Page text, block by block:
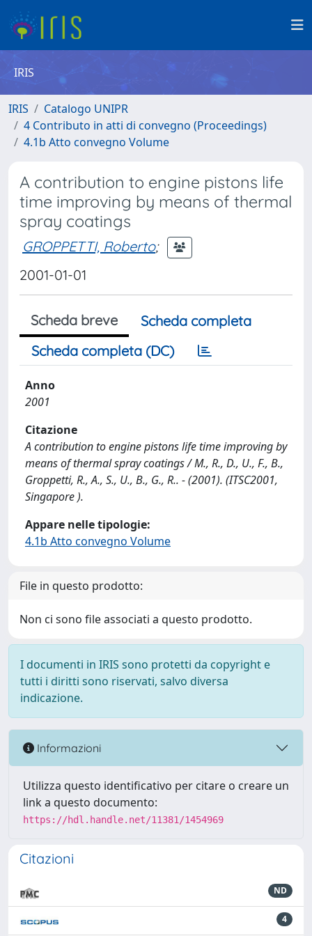
IRIS
IRIS
Catalogo UNIPR
4 Contributo in atti di convegno (Proceedings)
4.1b Atto convegno Volume
A contribution to engine pistons life
time improving by means of thermal
spray coatings
GROPPETTI, Roberto;
2001-01-01
Scheda breve
Scheda completa
Scheda completa (DC)
Anno
2001
Citazione
A contribution to engine pistons life time improving by
means of thermal spray coatings / M., R., D., U., F., B.,
Groppetti, R., A., S., U., B., G., R.. - (2001). (ITSC2001,
Singapore ).
Appare nelle tipologie:
4.1b Atto convegno Volume
File in questo prodotto:
Non ci sono file associati a questo prodotto.
I documenti in IRIS sono protetti da copyright e
tutti i diritti sono riservati, salvo diversa
indicazione.
Informazioni
Utilizza questo identificativo per citare o creare un
link a questo documento:
https://hdl.handle.net/11381/1454969
Citazioni
ND
4